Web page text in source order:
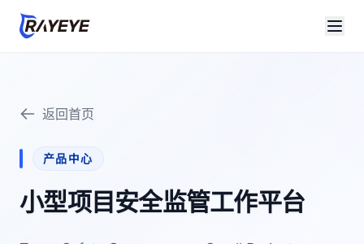
返回首页
产品中心
小型项目安全监管工作平台